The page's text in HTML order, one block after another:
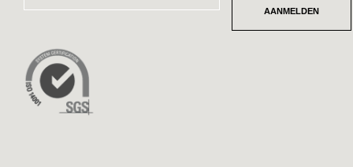
MAILADRES* AANMELDEN